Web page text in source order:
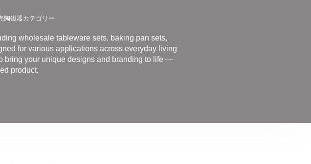
陶磁器カテゴリー
wholesale tableware sets, baking pan sets,
for various applications across everyday living
bring your unique designs and branding to life —
product.